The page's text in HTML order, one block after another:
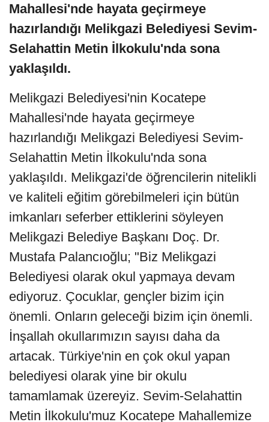
Mahallesi'nde hayata geçirmeye
hazırlandığı Melikgazi Belediyesi Sevim-
Selahattin Metin İlkokulu'nda sona
yaklaşıldı.
Melikgazi Belediyesi'nin Kocatepe
Mahallesi'nde hayata geçirmeye
hazırlandığı Melikgazi Belediyesi Sevim-
Selahattin Metin İlkokulu'nda sona
yaklaşıldı. Melikgazi'de öğrencilerin nitelikli
ve kaliteli eğitim görebilmeleri için bütün
imkanları seferber ettiklerini söyleyen
Melikgazi Belediye Başkanı Doç. Dr.
Mustafa Palancıoğlu; "Biz Melikgazi
Belediyesi olarak okul yapmaya devam
ediyoruz. Çocuklar, gençler bizim için
önemli. Onların geleceği bizim için önemli.
İnşallah okullarımızın sayısı daha da
artacak. Türkiye'nin en çok okul yapan
belediyesi olarak yine bir okulu
tamamlamak üzereyiz. Sevim-Selahattin
Metin İlkokulu'muz Kocatepe Mahallemize